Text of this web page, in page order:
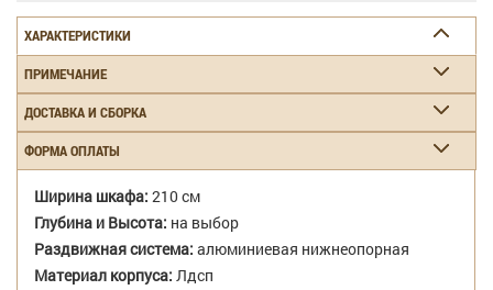
ХАРАКТЕРИСТИКИ
ПРИМЕЧАНИЕ
ДОСТАВКА И СБОРКА
ФОРМА ОПЛАТЫ
Ширина шкафа: 210 см
Глубина и Высота: на выбор
Раздвижная система: алюминиевая нижнеопорная
Материал корпуса: Лдсп